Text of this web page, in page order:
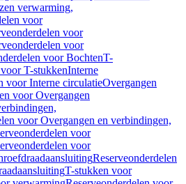
verwarming,
voor
voor
voor
voor BochtenT-
T-stukkenInterne
voor Interne circulatieOvergangen
voor Overgangen
voor Overgangen en verbindingen,
voor
voor
Reserveonderdelen
T-stukken voor